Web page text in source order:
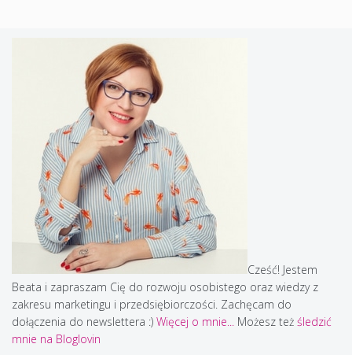
Cześć! Jestem
Beata i zapraszam Cię do rozwoju osobistego oraz wiedzy z
zakresu marketingu i przedsiębiorczości. Zachęcam do
dołączenia do newslettera :) Więcej o mnie... Możesz też śledzić
mnie na Bloglovin